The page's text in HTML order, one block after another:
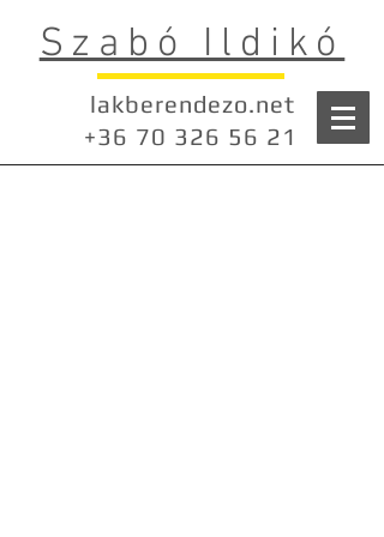
Szabó Ildikó
lakberendezo.net
+36 70 326 56 21